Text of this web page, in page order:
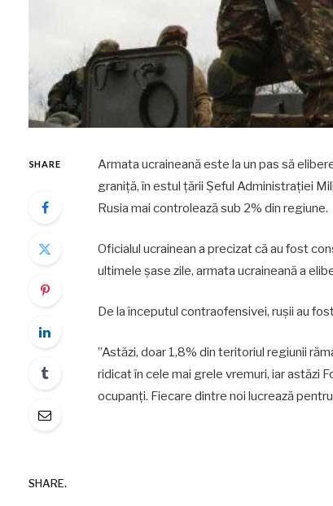
SHARE
Armata ucraineană este la un pas să
graniță, în estul țării Șeful Administrației
Rusia mai controlează sub 2% din regiune.
Oficialul ucrainean a precizat că au fost
ultimele șase zile, armata ucraineană a
De la începutul contraofensivei, rușii au
”Astăzi, doar 1,8% din teritoriul regiunii
ridicat în cele mai grele vremuri, iar astăzi
ocupanți. Fiecare dintre noi lucrează
SHARE.